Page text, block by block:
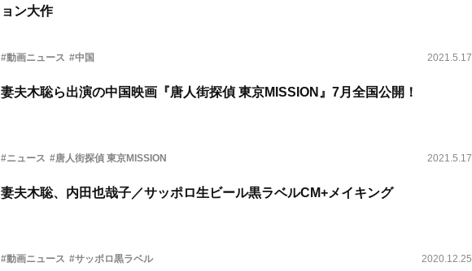
ョン大作
#動画ニュース #中国 2021.5.17
妻夫木聡ら出演の中国映画『唐人街探偵 東京MISSION』7月全国公開！
#ニュース #唐人街探偵 東京MISSION 2021.5.17
妻夫木聡、内田也哉子／サッポロ生ビール黒ラベルCM+メイキング
#動画ニュース #サッポロ黒ラベル 2020.12.25